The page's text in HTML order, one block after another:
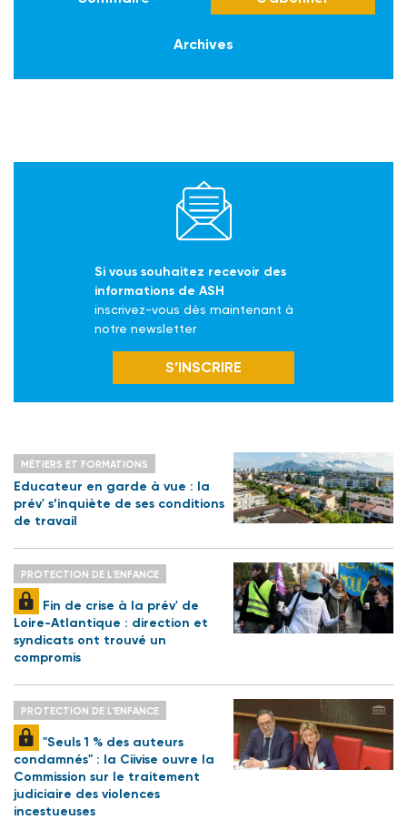
Archives
Si vous souhaitez recevoir des
informations de ASH
inscrivez-vous dès maintenant à
notre newsletter
S’INSCRIRE
MÉTIERS ET FORMATIONS
Educateur en garde à vue : la
prév' s’inquiète de ses conditions
de travail
PROTECTION DE L'ENFANCE
Fin de crise à la prév' de
Loire-Atlantique : direction et
syndicats ont trouvé un
compromis
PROTECTION DE L'ENFANCE
"Seuls 1 % des auteurs
condamnés" : la Ciivise ouvre la
Commission sur le traitement
judiciaire des violences
incestueuses